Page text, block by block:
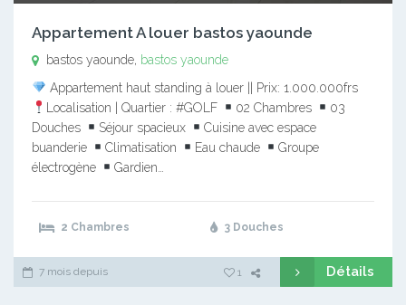
Appartement A louer bastos yaounde
bastos yaounde, bastos yaounde
Appartement haut standing à louer || Prix: 1.000.000frs
Localisation | Quartier : #GOLF
02 Chambres
03
Douches
Séjour spacieux
Cuisine avec espace
buanderie
Climatisation Eau chaude
Groupe
électrogène
Gardien…
2 Chambres 3 Douches
7 mois depuis 1 Détails